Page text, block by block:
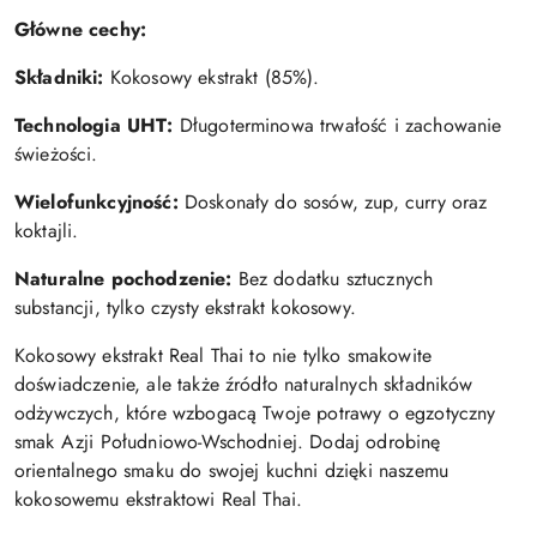
Główne cechy:
Składniki: Kokosowy ekstrakt (85%).
Technologia UHT: Długoterminowa trwałość i zachowanie
świeżości.
Wielofunkcyjność: Doskonały do sosów, zup, curry oraz
koktajli.
Naturalne pochodzenie: Bez dodatku sztucznych
substancji, tylko czysty ekstrakt kokosowy.
Kokosowy ekstrakt Real Thai to nie tylko smakowite
doświadczenie, ale także źródło naturalnych składników
odżywczych, które wzbogacą Twoje potrawy o egzotyczny
smak Azji Południowo-Wschodniej. Dodaj odrobinę
orientalnego smaku do swojej kuchni dzięki naszemu
kokosowemu ekstraktowi Real Thai.